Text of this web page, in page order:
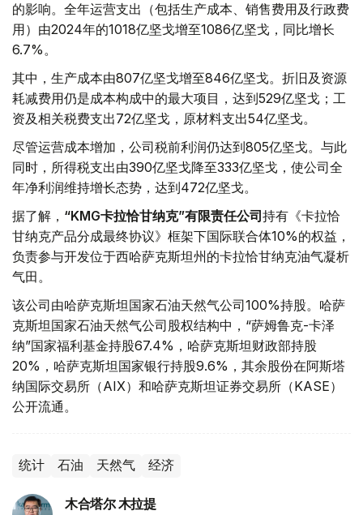
的影响。全年运营支出（包括生产成本、销售费用及行政费
用）由2024年的1018亿坚戈增至1086亿坚戈，同比增长
6.7%。
其中，生产成本由807亿坚戈增至846亿坚戈。折旧及资源
耗减费用仍是成本构成中的最大项目，达到529亿坚戈；工
资及相关税费支出72亿坚戈，原材料支出54亿坚戈。
尽管运营成本增加，公司税前利润仍达到805亿坚戈。与此
同时，所得税支出由390亿坚戈降至333亿坚戈，使公司全
年净利润维持增长态势，达到472亿坚戈。
据了解， “KMG卡拉恰甘纳克”有限责任公司持有《卡拉恰
甘纳克产品分成最终协议》框架下国际联合体10%的权益，
负责参与开发位于西哈萨克斯坦州的卡拉恰甘纳克油气凝析
气田。
该公司由哈萨克斯坦国家石油天然气公司100%持股。哈萨
克斯坦国家石油天然气公司股权结构中，“萨姆鲁克-卡泽
纳”国家福利基金持股67.4%，哈萨克斯坦财政部持股
20%，哈萨克斯坦国家银行持股9.6%，其余股份在阿斯塔
纳国际交易所（AIX）和哈萨克斯坦证券交易所（KASE）
公开流通。
统计 石油 天然气 经济
木合塔尔 木拉提